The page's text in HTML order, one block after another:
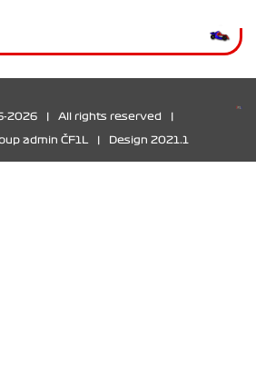
2026 All rights reserved
admin ČF1L Design 2021.1